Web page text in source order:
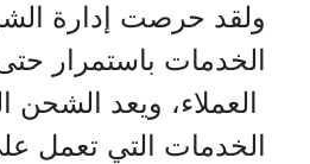
ولقد حرصت إدارة
الخدمات باستمرار حتى
العملاء، ويعد الشحن
الخدمات التي تعمل